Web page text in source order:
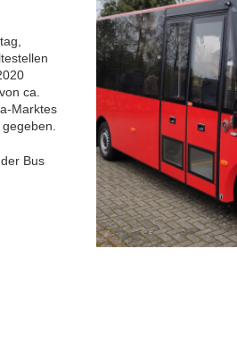
ca.
Marktes
Bus